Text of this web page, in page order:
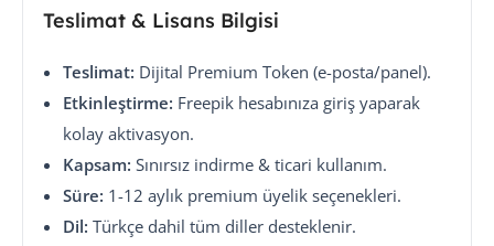
Teslimat & Lisans Bilgisi
Teslimat: Dijital Premium Token (e-posta/panel).
Etkinleştirme: Freepik hesabınıza giriş yaparak
kolay aktivasyon.
Kapsam: Sınırsız indirme & ticari kullanım.
Süre: 1-12 aylık premium üyelik seçenekleri.
Dil: Türkçe dahil tüm diller desteklenir.